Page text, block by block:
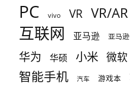
PC vivo VR VR/AR
互联网 亚马逊 亚马
华为 华硕 小米 微软
智能手机 汽车 游戏本